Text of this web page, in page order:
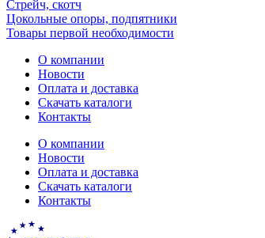
Стрейч, скотч
Цокольные опоры, подпятники
Товары первой необходимости
О компании
Новости
Оплата и доставка
Скачать каталоги
Контакты
О компании
Новости
Оплата и доставка
Скачать каталоги
Контакты